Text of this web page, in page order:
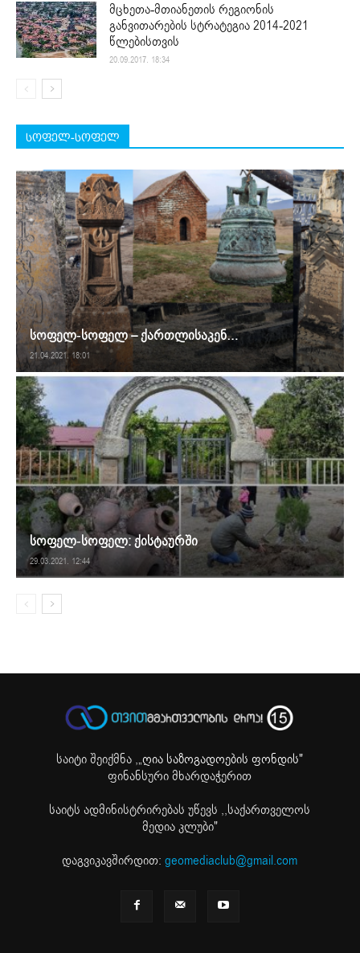
მცხეთა-მთიანეთის რეგიონის
განვითარების სტრატეგია 2014-2021
წლებისთვის
20.09.2017. 18:34
სოფელ-სოფელ
სოფელ-სოფელ – ქართლისაკენ…
21.04.2021. 18:01
სოფელ-სოფელ: ქისტაურში
29.03.2021. 12:44
საიტი შეიქმნა ,„ღია საზოგადოების ფონდის"
ფინანსური მხარდაჭერით
საიტს ადმინისტრირებას უწევს ,,საქართველოს
მედია კლუბი"
დაგვიკავშირდით:geomediaclub@gmail.com